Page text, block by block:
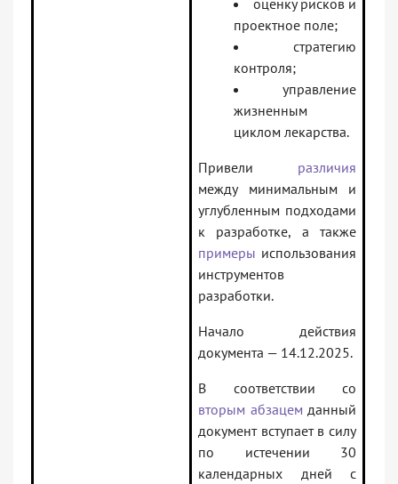
оценку рисков и
проектное поле;
стратегию
контроля;
управление
жизненным
циклом лекарства.
Привели различия
между минимальным и
углубленным подходами
к разработке, а также
примеры использования
инструментов
разработки.
Начало действия
документа — 14.12.2025.
В соответствии со
вторым абзацем данный
документ вступает в силу
по истечении 30
календарных дней с